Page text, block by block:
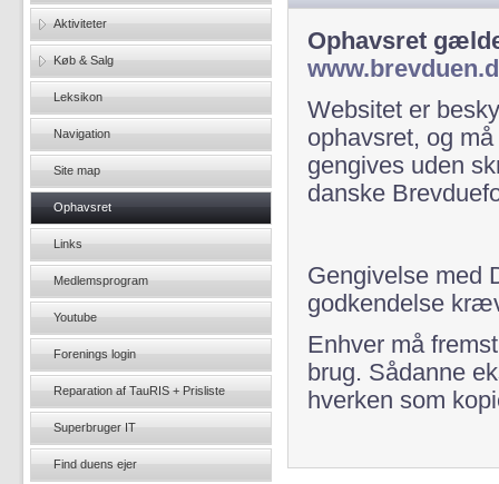
Ophavsret
Websitet er
ophavsret, og
gengives uden
danske
Gengivelse med
godkendelse
Enhver må
brug. Sådanne
hverken som
Aktiviteter
Køb & Salg
Leksikon
Navigation
Site map
Ophavsret
Links
Medlemsprogram
Youtube
Forenings login
Reparation af TauRIS + Prisliste
Superbruger IT
Find duens ejer